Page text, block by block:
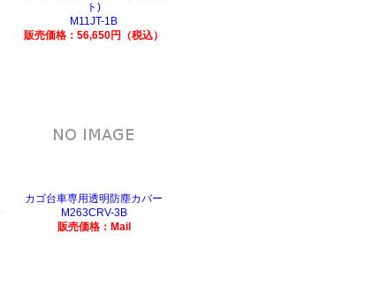
ト)
M11JT-1B
販売価格：56,650円（税込）
カゴ台車専用透明防塵カバー
M263CRV-3B
販売価格：Mail